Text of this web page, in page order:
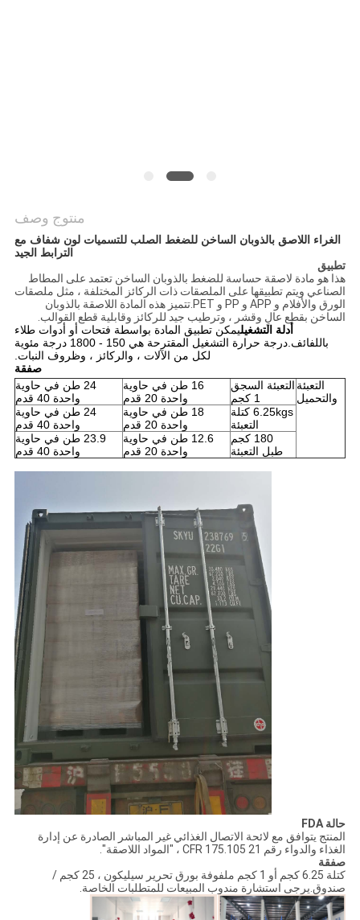
منتوج وصف
الغراء اللاصق بالذوبان الساخن للضغط الصلب للتسميات لون شفاف مع
الترابط الجيد
تطبيق
هذا هو مادة لاصقة حساسة للضغط بالذوبان الساخن تعتمد على المطاط
الصناعي ويتم تطبيقها على الملصقات ذات الركائز المختلفة ، مثل ملصقات
الورق والأفلام و APP و PP و PET.تتميز هذه المادة اللاصقة بالذوبان
الساخن بقطع عالٍ وقشر ، وترطيب جيد للركائز وقابلية قطع القوالب.
أدلة التشغيليمكن تطبيق المادة بواسطة فتحات أو أدوات طلاء
باللفائف.درجة حرارة التشغيل المقترحة هي 150 - 1800 درجة مئوية
لكل من الآلات ، والركائز ، وظروف النبات.
صفقة
التعبئة
والتحميل
التعبئة السجق
1 كجم
16 طن في حاوية
واحدة 20 قدم
24 طن في حاوية
واحدة 40 قدم
6.25kgs كتلة
التعبئة
18 طن في حاوية
واحدة 20 قدم
24 طن في حاوية
واحدة 40 قدم
180 كجم
طبل التعبئة
12.6 طن في حاوية
واحدة 20 قدم
23.9 طن في حاوية
واحدة 40 قدم
حالة FDA
المنتج يتوافق مع لائحة الاتصال الغذائي غير المباشر الصادرة عن إدارة
الغذاء والدواء رقم 21 CFR 175.105 ، "المواد اللاصقة".
صفقة
كتلة 6.25 كجم أو 1 كجم ملفوفة بورق تحرير سيليكون ، 25 كجم /
صندوق.يرجى استشارة مندوب المبيعات للمتطلبات الخاصة.